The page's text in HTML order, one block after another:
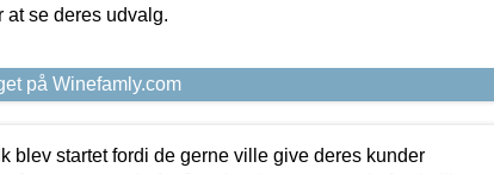
at se deres udvalg.
på Winefamly.com
blev startet fordi de gerne ville give deres kunder